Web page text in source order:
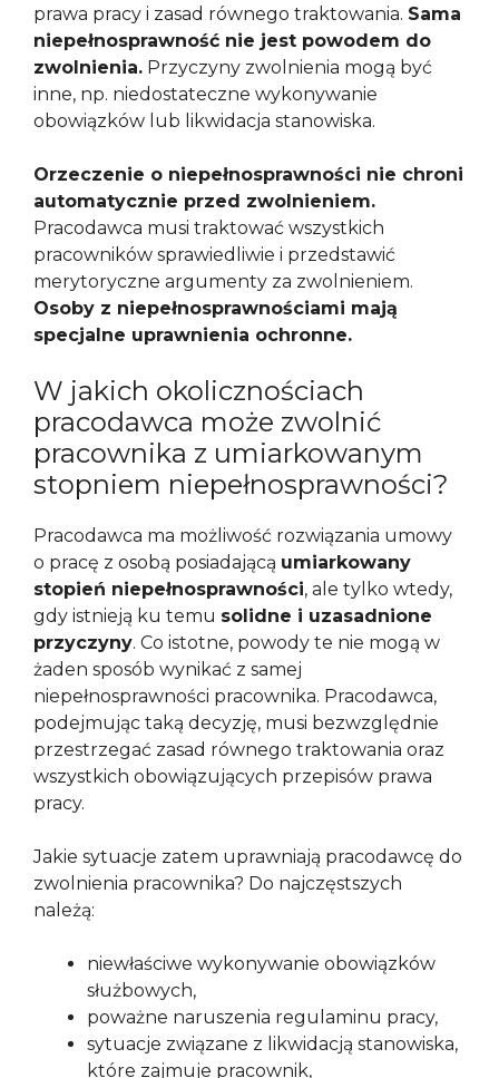
prawa pracy i zasad równego traktowania. Sama
niepełnosprawność nie jest powodem do
zwolnienia. Przyczyny zwolnienia mogą być
inne, np. niedostateczne wykonywanie
obowiązków lub likwidacja stanowiska.
Orzeczenie o niepełnosprawności nie chroni
automatycznie przed zwolnieniem.
Pracodawca musi traktować wszystkich
pracowników sprawiedliwie i przedstawić
merytoryczne argumenty za zwolnieniem.
Osoby z niepełnosprawnościami mają
specjalne uprawnienia ochronne.
W jakich okolicznościach
pracodawca może zwolnić
pracownika z umiarkowanym
stopniem niepełnosprawności?
Pracodawca ma możliwość rozwiązania umowy
o pracę z osobą posiadającą umiarkowany
stopień niepełnosprawności, ale tylko wtedy,
gdy istnieją ku temu solidne i uzasadnione
przyczyny. Co istotne, powody te nie mogą w
żaden sposób wynikać z samej
niepełnosprawności pracownika. Pracodawca,
podejmując taką decyzję, musi bezwzględnie
przestrzegać zasad równego traktowania oraz
wszystkich obowiązujących przepisów prawa
pracy.
Jakie sytuacje zatem uprawniają pracodawcę do
zwolnienia pracownika? Do najczęstszych
należą:
niewłaściwe wykonywanie obowiązków
służbowych,
poważne naruszenia regulaminu pracy,
sytuacje związane z likwidacją stanowiska,
które zajmuje pracownik,